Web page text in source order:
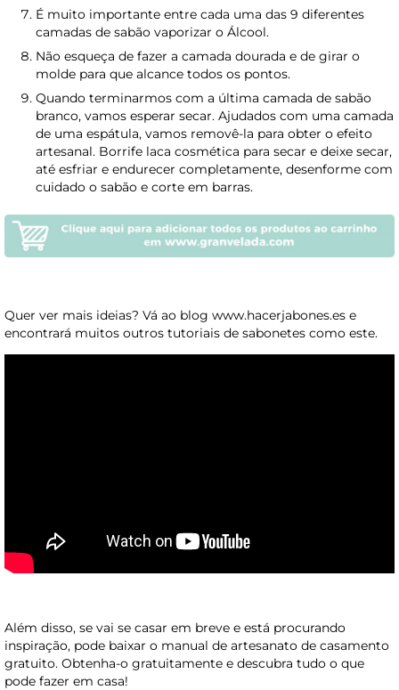
É muito importante entre cada uma das 9 diferentes
camadas de sabão vaporizar o Álcool.
Não esqueça de fazer a camada dourada e de girar o
molde para que alcance todos os pontos.
Quando terminarmos com a última camada de sabão
branco, vamos esperar secar. Ajudados com uma camada
de uma espátula, vamos removê-la para obter o efeito
artesanal. Borrife laca cosmética para secar e deixe secar,
até esfriar e endurecer completamente, desenforme com
cuidado o sabão e corte em barras.
Quer ver mais ideias? Vá ao blog www.hacerjabones.es e
encontrará muitos outros tutoriais de sabonetes como este.
Além disso, se vai se casar em breve e está procurando
inspiração, pode baixar o manual de artesanato de casamento
gratuito. Obtenha-o gratuitamente e descubra tudo o que
pode fazer em casa!